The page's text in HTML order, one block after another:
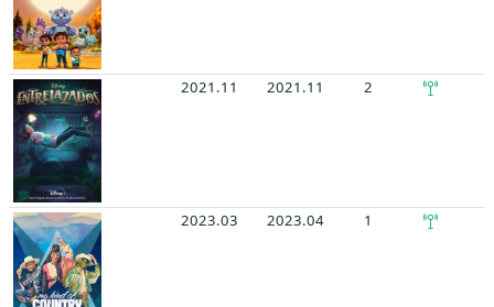
2021.11 2021.11 2
2023.03 2023.04 1